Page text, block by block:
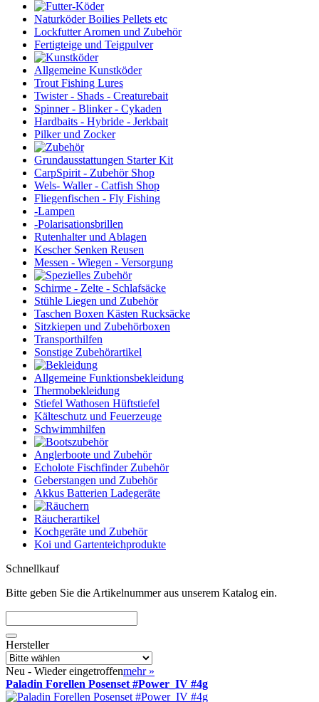
Naturköder Boilies Pellets etc
Lockfutter Aromen und Zubehör
Fertigteige und Teigpulver
Allgemeine Kunstköder
Trout Fishing Lures
Twister - Shads - Creaturebait
Spinner - Blinker - Cykaden
Hardbaits - Hybride - Jerkbait
Pilker und Zocker
Grundausstattungen Starter Kit
CarpSpirit - Zubehör Shop
Wels- Waller - Catfish Shop
Fliegenfischen - Fly Fishing
-Lampen
-Polarisationsbrillen
Rutenhalter und Ablagen
Kescher Senken Reusen
Messen - Wiegen - Versorgung
Schirme - Zelte - Schlafsäcke
Stühle Liegen und Zubehör
Taschen Boxen Kästen Rucksäcke
Sitzkiepen und Zubehörboxen
Transporthilfen
Sonstige Zubehörartikel
Allgemeine Funktionsbekleidung
Thermobekleidung
Stiefel Wathosen Hüftstiefel
Kälteschutz und Feuerzeuge
Schwimmhilfen
Anglerboote und Zubehör
Echolote Fischfinder Zubehör
Geberstangen und Zubehör
Akkus Batterien Ladegeräte
Räucherartikel
Kochgeräte und Zubehör
Koi und Gartenteichprodukte
Schnellkauf
Bitte geben Sie die Artikelnummer aus unserem Katalog ein.
Hersteller
Neu - Wieder eingetroffenmehr »
Paladin Forellen Posenset #Power_IV #4g